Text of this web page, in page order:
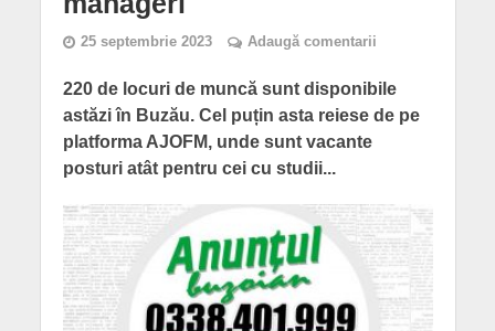
25 septembrie 2023 Adaugă comentarii
220 de locuri de muncă sunt disponibile
astăzi în Buzău. Cel puțin asta reiese de pe
platforma AJOFM, unde sunt vacante
posturi atât pentru cei cu studii...